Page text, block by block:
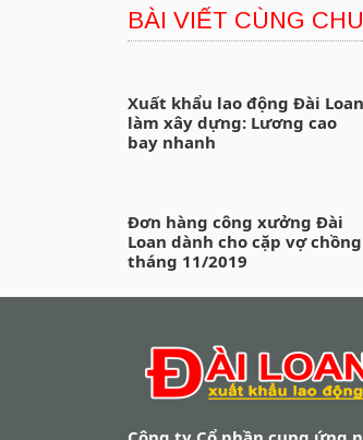
BÀI VIẾT CÙNG
Xuất khẩu lao động Đài Loan
làm xây dựng: Lương cao
bay nhanh
Đơn hàng công xưởng Đài
Loan dành cho cặp vợ chồng
tháng 11/2019